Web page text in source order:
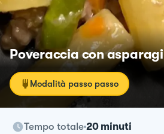
Poveraccia con asparagi
Modalità passo passo
Tempo totale 20 minuti